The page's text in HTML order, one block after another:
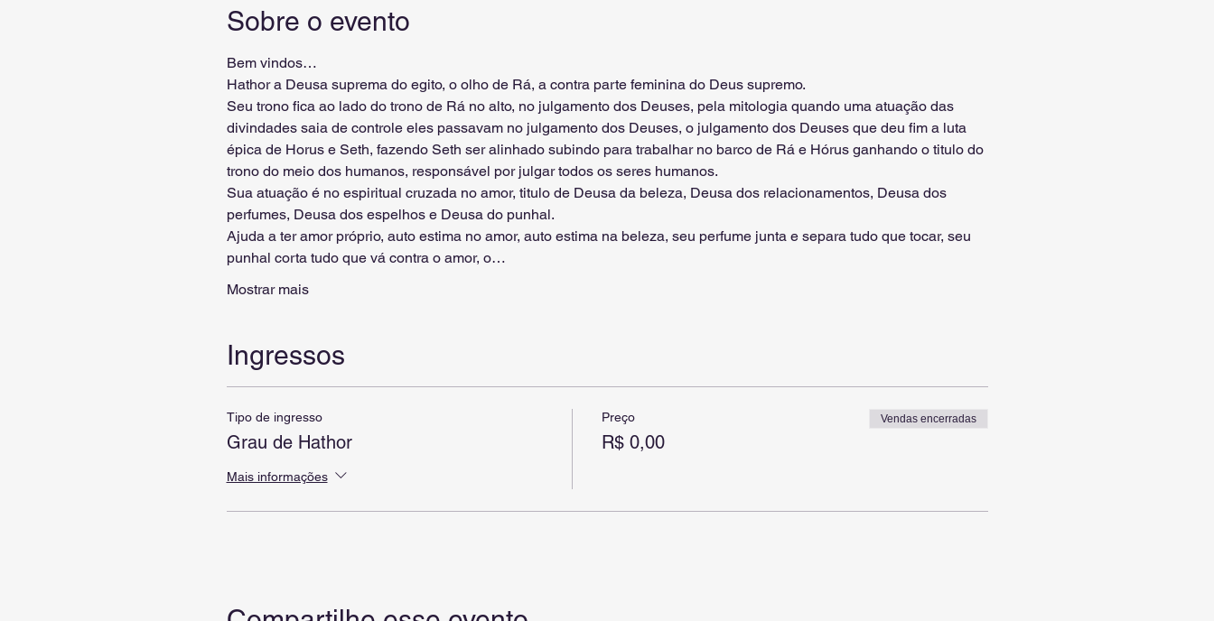
Sobre o evento
Bem vindos…
Hathor a Deusa suprema do egito, o olho de Rá, a contra parte feminina do Deus supremo.
Seu trono fica ao lado do trono de Rá no alto, no julgamento dos Deuses, pela mitologia quando uma atuação das
divindades saia de controle eles passavam no julgamento dos Deuses, o julgamento dos Deuses que deu fim a luta
épica de Horus e Seth, fazendo Seth ser alinhado subindo para trabalhar no barco de Rá e Hórus ganhando o titulo do
trono do meio dos humanos, responsável por julgar todos os seres humanos.
Sua atuação é no espiritual cruzada no amor, titulo de Deusa da beleza, Deusa dos relacionamentos, Deusa dos
perfumes, Deusa dos espelhos e Deusa do punhal.
Ajuda a ter amor próprio, auto estima no amor, auto estima na beleza, seu perfume junta e separa tudo que tocar, seu
punhal corta tudo que vá contra o amor, o…
Mostrar mais
Ingressos
Tipo de ingresso
Grau de Hathor
Mais informações
Preço
R$ 0,00
Vendas encerradas